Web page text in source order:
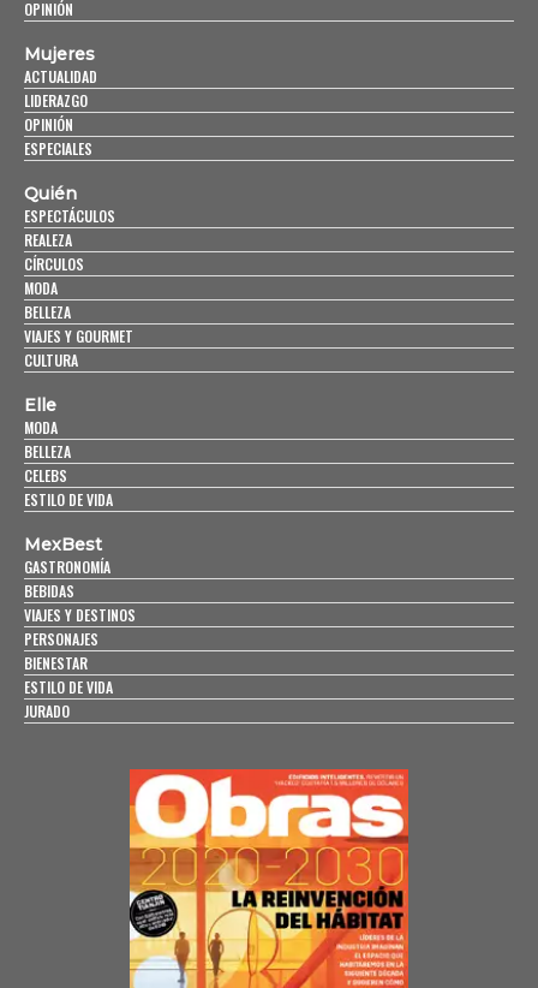
OPINIÓN
Mujeres
ACTUALIDAD
LIDERAZGO
OPINIÓN
ESPECIALES
Quién
ESPECTÁCULOS
REALEZA
CÍRCULOS
MODA
BELLEZA
VIAJES Y GOURMET
CULTURA
Elle
MODA
BELLEZA
CELEBS
ESTILO DE VIDA
MexBest
GASTRONOMÍA
BEBIDAS
VIAJES Y DESTINOS
PERSONAJES
BIENESTAR
ESTILO DE VIDA
JURADO